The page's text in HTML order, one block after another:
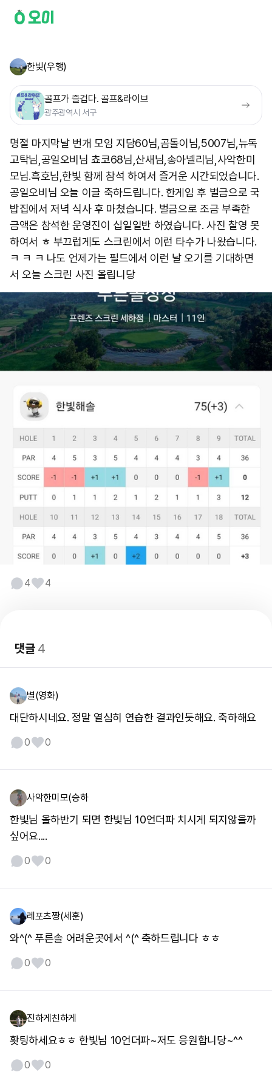
한빛(우행)
골프가 즐겁다. 골프&라이브
광주광역시 서구
명절 마지막날 번개 모임 지담60님,곰돌이님,5007님,뉴독
고탁님,공일오비님 쵸코68님,산새님,송아넬리님,사악한미
모님.흑호님,한빛 함께 참석 하여서 즐거운 시간되었습니다.
공일오비님 오늘 이글 축하드립니다. 한게임 후 벌금으로 국
밥집에서 저녁 식사 후 마쳤습니다. 벌금으로 조금 부족한
금액은 참석한 운영진이 십일일반 하였습니다. 사진 찰영 못
하여서 ㅎ 부끄럽게도 스크린에서 이런 타수가 나왔습니다.
ㅋ ㅋ ㅋ 나도 언제가는 필드에서 이런 날 오기를 기대하면
서 오늘 스크린 사진 올립니당
4 4
댓글4
별(영화)
대단하시네요. 정말 열심히 연습한 결과인듯해요. 축하해요
0 0
사악한미모(승하
한빛님 올하반기 되면 한빛님 10언더파 치시게 되지않을까
싶어요....
0 0
레포츠짱(세훈)
와^(^ 푸른솔 어려운곳에서 ^(^ 축하드립니다 ㅎㅎ
0 0
진하게친하게
홧팅하세요ㅎㅎ 한빛님 10언더파~저도 응원합니당~^^
0 0